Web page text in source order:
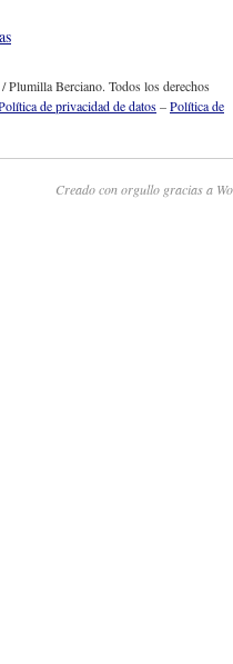
Plumilla Berciano. Todos los derechos
de privacidad de datos–Política de
Creado con orgullo gracias a